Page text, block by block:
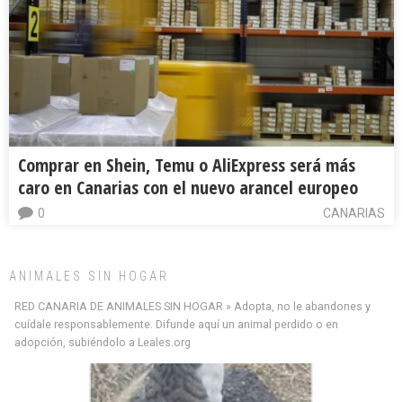
Comprar en Shein, Temu o AliExpress será más
caro en Canarias con el nuevo arancel europeo
CANARIAS
0
ANIMALES SIN HOGAR
RED CANARIA DE ANIMALES SIN HOGAR » Adopta, no le abandones y
cuídale responsablemente. Difunde aquí un animal perdido o en
adopción, subiéndolo a Leales.org